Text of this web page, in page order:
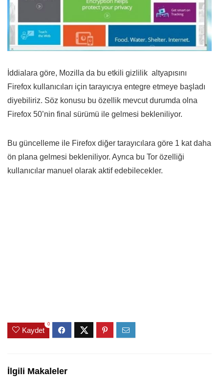
İddialara göre, Mozilla da bu etkili gizlilik altyapısını
Firefox kullanıcıları için tarayıcıya entegre etmeye başladı
diyebiliriz. Söz konusu bu özellik mevcut durumda olna
Firefox 50’nin final sürümü ile gelmesi bekleniliyor.
Bu güncelleme ile Firefox diğer tarayıcılara göre 1 kat daha
ön plana gelmesi bekleniliyor. Ayrıca bu Tor özelliği
kullanıcılar manuel olarak aktif edebilecekler.
Kaydet
0
İlgili Makaleler